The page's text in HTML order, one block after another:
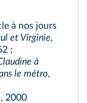
à nos jours
et Virginie,
;
à
le métro,
, 2000